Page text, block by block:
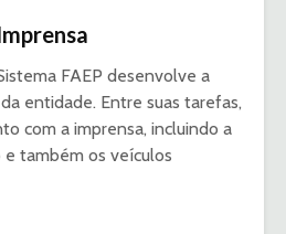
FAEP desenvolve a
entidade. Entre suas tarefas,
com a imprensa, incluindo a
também os veículos